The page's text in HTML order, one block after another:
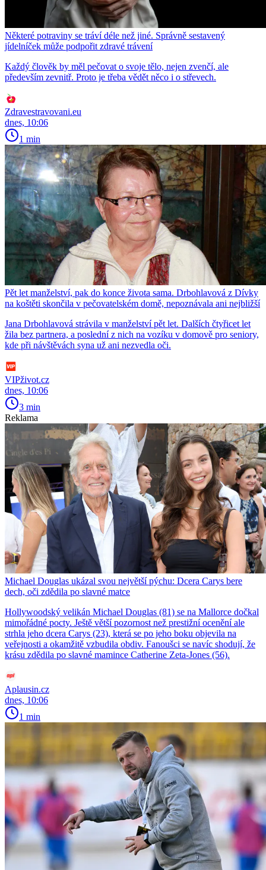
Některé potraviny se tráví déle než jiné. Správně sestavený
jídelníček může podpořit zdravé trávení
Každý člověk by měl pečovat o svoje tělo, nejen zvenčí, ale
především zevnitř. Proto je třeba vědět něco i o střevech.
Zdravestravovani.eu
dnes, 10:06
1 min
Pět let manželství, pak do konce života sama. Drbohlavová z Dívky
na koštěti skončila v pečovatelském domě, nepoznávala ani nejbližší
Jana Drbohlavová strávila v manželství pět let. Dalších čtyřicet let
žila bez partnera, a poslední z nich na vozíku v domově pro seniory,
kde při návštěvách syna už ani nezvedla oči.
VIPživot.cz
dnes, 10:06
3 min
Reklama
Michael Douglas ukázal svou největší pýchu: Dcera Carys bere
dech, oči zdědila po slavné matce
Hollywoodský velikán Michael Douglas (81) se na Mallorce dočkal
mimořádné pocty. Ještě větší pozornost než prestižní ocenění ale
strhla jeho dcera Carys (23), která se po jeho boku objevila na
veřejnosti a okamžitě vzbudila obdiv. Fanoušci se navíc shodují, že
krásu zdědila po slavné mamince Catherine Zeta-Jones (56).
Aplausin.cz
dnes, 10:06
1 min